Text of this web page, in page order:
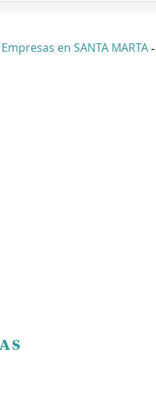
Empresas en SANTA MARTA -
S